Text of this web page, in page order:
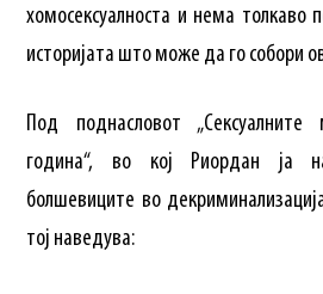
хомосексуалноста и нема
историјата што може да го собори
Под поднасловот
година“, во кој Риордан ја
болшевиците во
тој наведува: